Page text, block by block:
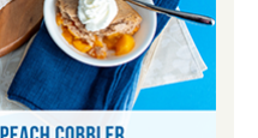
de
ver a Paige hacer
Cómo hacer
y bayas y
para un